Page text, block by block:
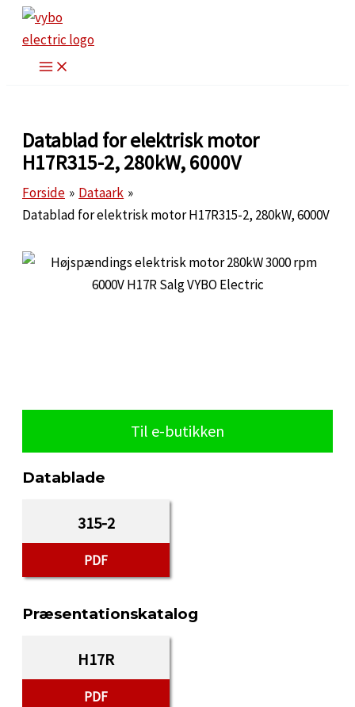
indholdet
Datablad for elektrisk motor
H17R315-2, 280kW, 6000V
Forside
Dataark
Datablad for elektrisk motor H17R315-2, 280kW, 6000V
Til e-butikken
Datablade
315-2
PDF
Præsentationskatalog
H17R
PDF